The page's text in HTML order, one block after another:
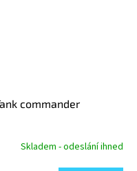
commander
Skladem - odeslání ihned